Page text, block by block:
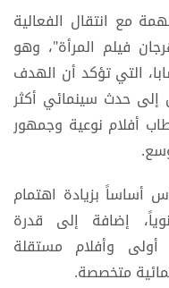
مع انتقال الفعالية
فيلم المرأة"، وهو
التي تؤكد أن الهدف
إلى حدث سينمائي أكثر
أفلام نوعية وجمهور
أساساً بزيادة اهتمام
إضافة إلى قدرة
وأفلام مستقلة
متخصصة.